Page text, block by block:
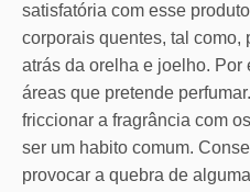
satisfatória com esse
corporais quentes, tal como,
atrás da orelha e joelho. Por
áreas que pretende
friccionar a fragrância com
ser um habito comum.
provocar a quebra de